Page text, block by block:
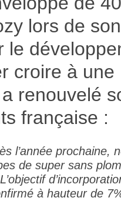
lors de
le
croire à
a renouvelé
française :
l’année prochaine,
de super sans
L’objectif
à hauteur de